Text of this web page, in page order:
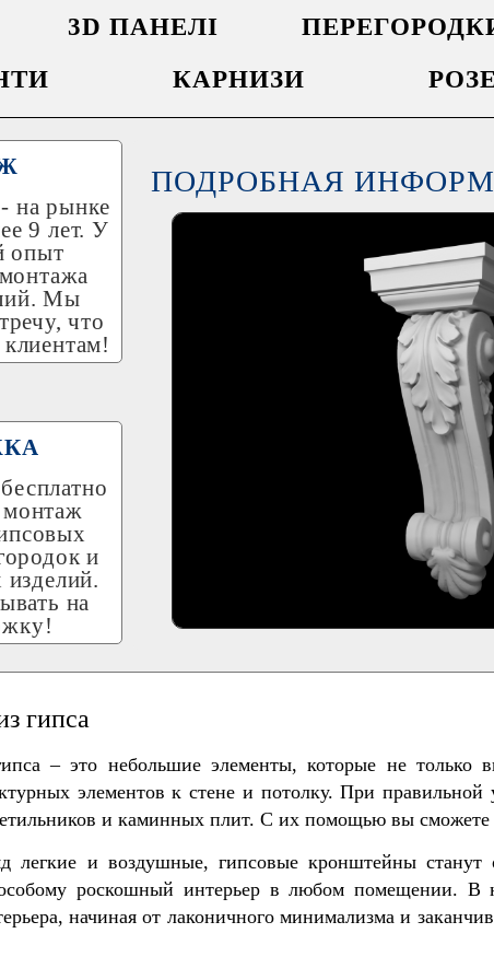
3D ПАНЕЛІ
КАРНИЗИ
- на рынке
9 лет. У
опыт
Мы
что
монтаж
и
на
ПОДРОБНАЯ
гипса
– это небольшие элементы, которые не
элементов к стене и потолку. При
и каминных плит. С их помощью вы
легкие и воздушные, гипсовые кронштейны
роскошный интерьер в любом помещении. В
начиная от лаконичного минимализма и